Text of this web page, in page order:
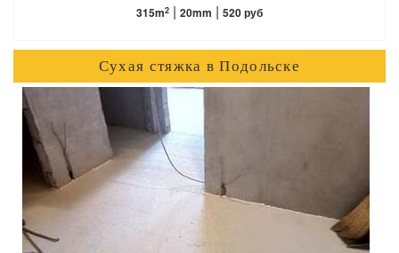
315m2 | 20mm | 520 руб
Сухая стяжка в Подольске
ПОДРОБНЕЕ